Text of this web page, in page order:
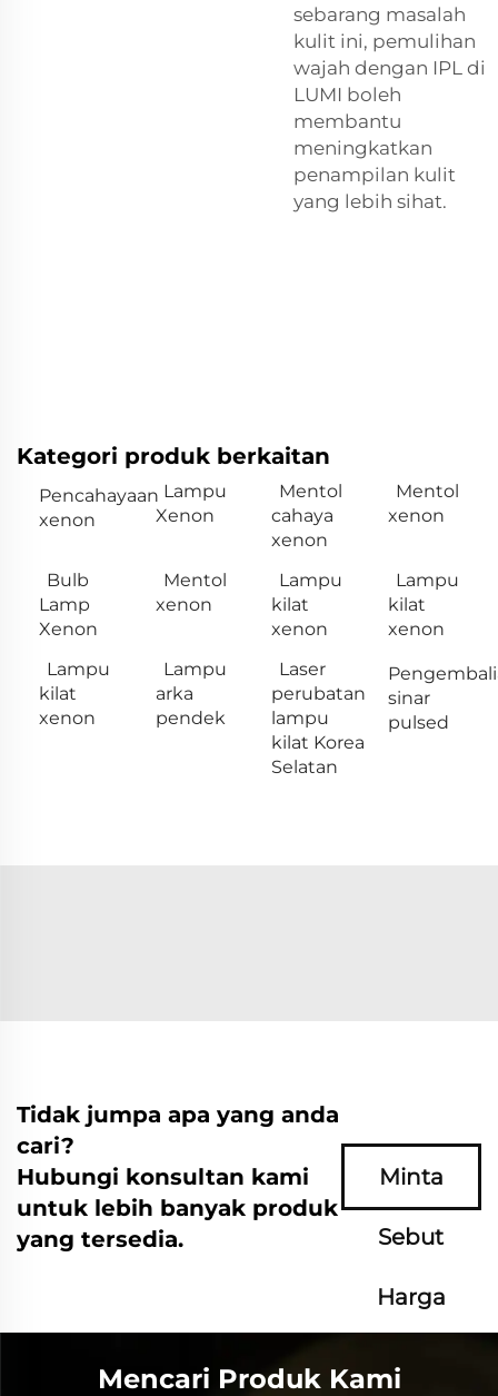
sebarang masalah
kulit ini, pemulihan
wajah dengan IPL di
LUMI boleh
membantu
meningkatkan
penampilan kulit
yang lebih sihat.
Kategori produk berkaitan
Pencahayaan
xenon
Lampu
Xenon
Mentol
cahaya
xenon
Mentol
xenon
Bulb
Lamp
Xenon
Mentol
xenon
Lampu
kilat
xenon
Lampu
kilat
xenon
Lampu
kilat
xenon
Lampu
arka
pendek
Laser
perubatan
lampu
kilat Korea
Selatan
sinar
pulsed
Tidak jumpa apa yang anda
cari?
Hubungi konsultan kami
untuk lebih banyak produk
yang tersedia.
Minta
Sebut
Harga
Mencari Produk Kami